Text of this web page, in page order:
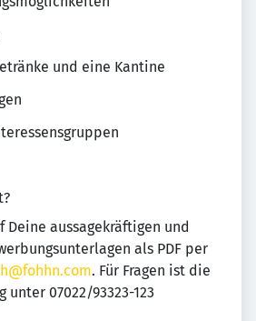
und eine Kantine
Deine aussagekräftigen und
als PDF per
. Für Fragen ist die
07022/93323-123